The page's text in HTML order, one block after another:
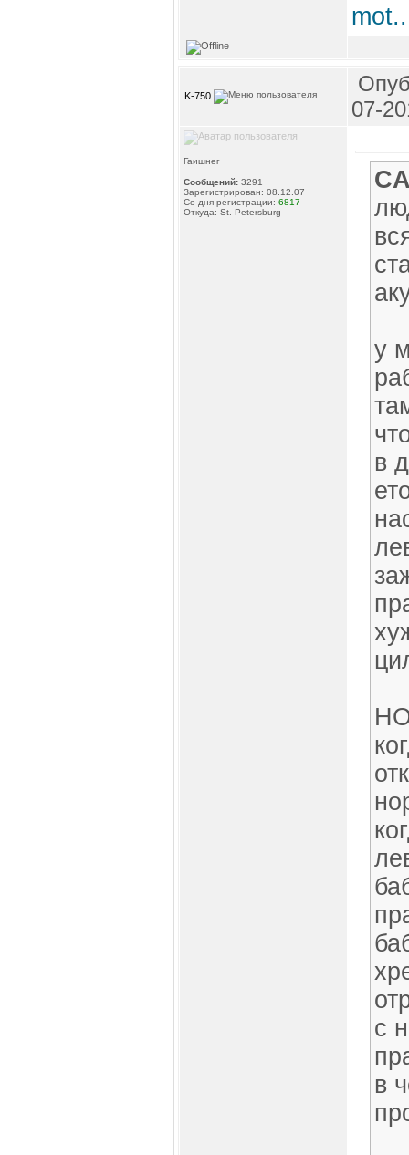
K-750
07-
Гаишнег
Сообщений: 3291
Зарегистрирован: 08.12.07
Со дня регистрации: 6817
Откуда: St.-Petersburg
у
в
НО
с
в